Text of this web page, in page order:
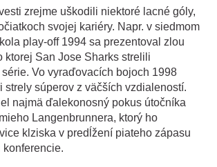
zrejme uškodili niektoré lacné góly,
svojej kariéry. Napr. v siedmom
play-off 1994 sa prezentoval zlou
ktorej San Jose Sharks strelili
Vo vyraďovacích bojoch 1998
strely súperov z väčších vzdialeností.
najmä ďalekonosný pokus útočníka
Langenbrunnera, ktorý ho
klziska v predĺžení piateho zápasu